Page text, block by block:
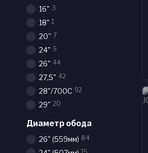
16" 3
18" 1
20" 7
24" 9
26" 44
27,5" 42
28"/700С 92
29" 20
Диаметр обода
26" (559мм) 84